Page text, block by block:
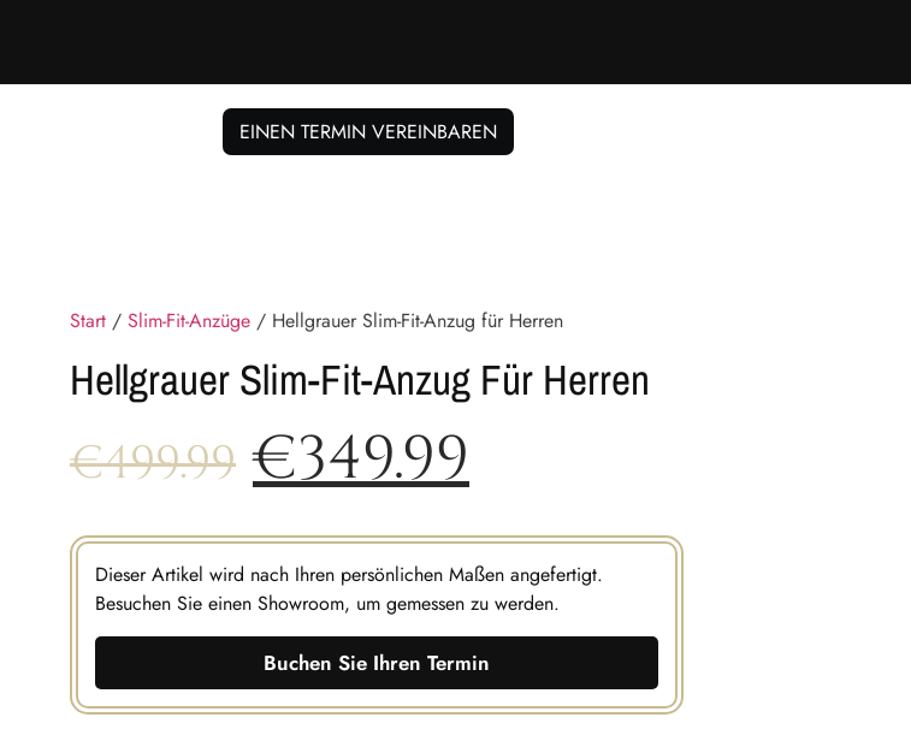
EINEN TERMIN VEREINBAREN
Start / Slim-Fit-Anzüge / Hellgrauer Slim-Fit-Anzug für Herren
Hellgrauer Slim-Fit-Anzug Für Herren
€499.99 €349.99
Dieser Artikel wird nach Ihren persönlichen Maßen angefertigt.
Besuchen Sie einen Showroom, um gemessen zu werden.
Buchen Sie Ihren Termin